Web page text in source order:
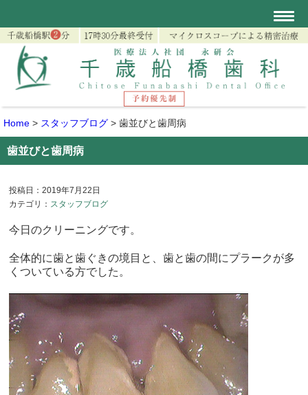
Home > スタッフブログ > 歯並びと歯周病
歯並びと歯周病
投稿日：2019年7月22日
カテゴリ： スタッフブログ
今日のクリーニングです。
全体的に歯と歯ぐきの境目と、歯と歯の間にプラークが多
くついている方でした。